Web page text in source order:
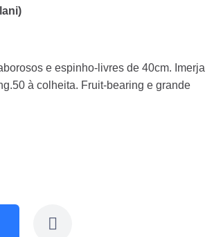
e espinho-livres de 40cm. Imerja
à colheita. Fruit-bearing e grande